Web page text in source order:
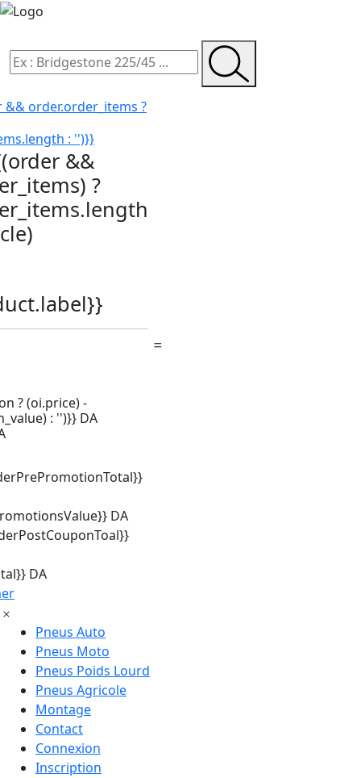
order.order_items ?
: '')}}
&&
?
? (oi.price) -
: '')}} DA
DA
DA
Pneus Auto
Pneus Moto
Pneus Poids Lourd
Pneus Agricole
Montage
Contact
Connexion
Inscription